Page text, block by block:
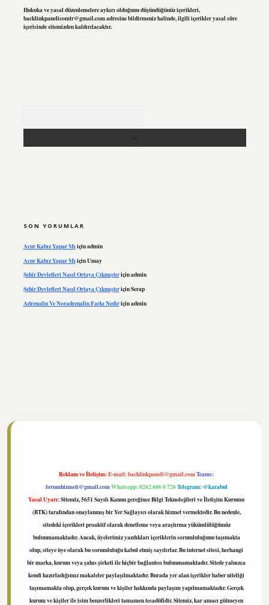
Hukuka ve yasal düzenlemelere aykırı olduğunu düşündüğünüz içerikleri,
backlinkpanelicomtr@gmail.comadresine bildirmeniz halinde, ilgili içerikler yasal süre
içerisinde sitemizden kaldırılacaktır.
SON YORUMLAR
Acur Kabız Yapar Mıiçinadmin
Acur Kabız Yapar Mı içinUmay
Şehir Devletleri Nasıl Ortaya Çıkmıştıriçinadmin
Şehir Devletleri Nasıl Ortaya ÇıkmıştıriçinSerap
Adrenalin Ve Noradrenalin Farkı Nediriçinadmin
Reklam ve İletişim:E-mail:backlinkpaneli@gmail.comTeams:
forumhizmeti@gmail.comWhatsapp: 0262 606 0 726Telegram: @karabul
Yasal Uyarı:Sitemiz, 5651 Sayılı Kanun gereğince Bilgi Teknolojileri ve İletişim Kurumu
(BTK) tarafından onaylanmış bir Yer Sağlayıcı olarak hizmet vermektedir. Bu nedenle,
sitedeki içerikleri proaktif olarak denetleme veya araştırma yükümlülüğümüz
bulunmamaktadır. Ancak, üyelerimiz yazdıkları içeriklerin sorumluluğunu taşımakta
olup, siteye üye olarak bu sorumluluğu kabul etmiş sayılırlar. Bu internet sitesi, herhangi
bir marka, kurum veya şahıs şirketi ile hiçbir bağlantısı bulunmamaktadır. Sitede yalnızca
kendi hazırladığımız makaleler paylaşılmaktadır. Burada yer alan içerikler haber niteliği
taşımamakta olup, gerçek kurum ve kişiler hakkında paylaşım yapılmamaktadır. Gerçek
kurum ve kişiler ile isim benzerlikleri tamamen tesadüfidir. Sitemiz, kar amacı gütmeyen